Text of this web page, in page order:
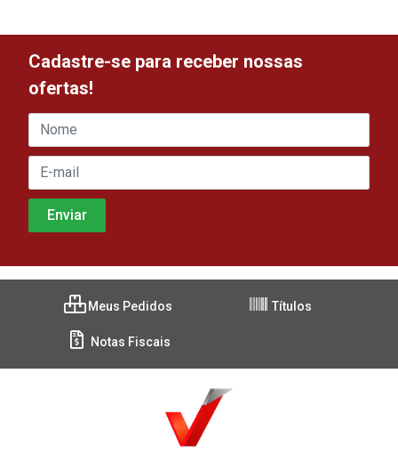
Cadastre-se para receber nossas
ofertas!
Meus Pedidos Títulos
Notas Fiscais